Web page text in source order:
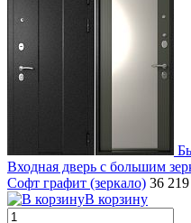
Входная дверь с большим
Софт графит (зеркало) 36
В корзину